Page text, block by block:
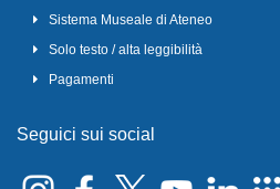
Sistema Museale di Ateneo
Solo testo / alta leggibilità
Pagamenti
Seguici sui social